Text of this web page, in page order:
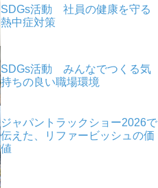
SDGs活動 社員の健康を守る
熱中症対策
SDGs活動 みんなでつくる気
持ちの良い職場環境
ジャパントラックショー2026で
伝えた、リファービッシュの価
値